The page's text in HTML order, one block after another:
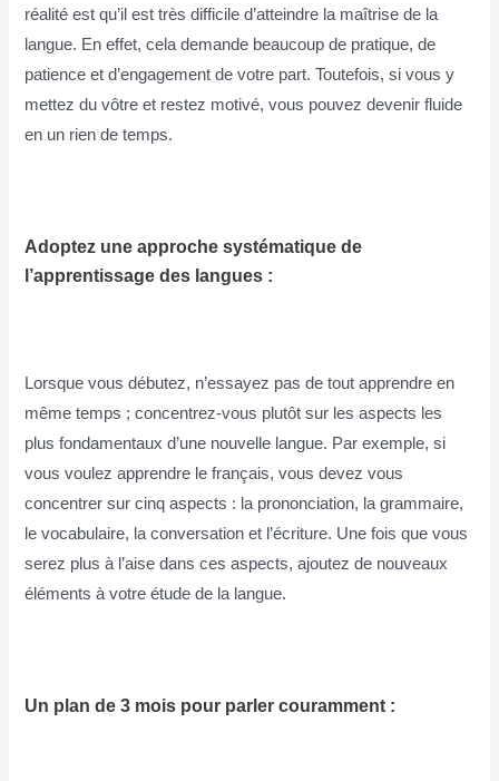
réalité est qu’il est très difficile d’atteindre la maîtrise de la
langue. En effet, cela demande beaucoup de pratique, de
patience et d’engagement de votre part. Toutefois, si vous y
mettez du vôtre et restez motivé, vous pouvez devenir fluide
en un rien de temps.
Adoptez une approche systématique de
l’apprentissage des langues :
Lorsque vous débutez, n’essayez pas de tout apprendre en
même temps ; concentrez-vous plutôt sur les aspects les
plus fondamentaux d’une nouvelle langue. Par exemple, si
vous voulez apprendre le français, vous devez vous
concentrer sur cinq aspects : la prononciation, la grammaire,
le vocabulaire, la conversation et l’écriture. Une fois que vous
serez plus à l’aise dans ces aspects, ajoutez de nouveaux
éléments à votre étude de la langue.
Un plan de 3 mois pour parler couramment :